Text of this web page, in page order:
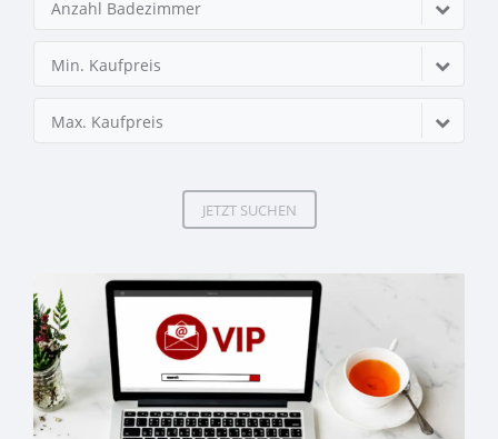
Anzahl Badezimmer
Min. Kaufpreis
Max. Kaufpreis
JETZT SUCHEN